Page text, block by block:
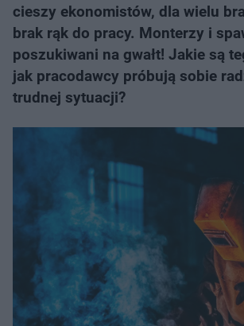
cieszy ekonomistów, dla wielu
brak rąk do pracy. Monterzy i
poszukiwani na gwałt! Jakie są
jak pracodawcy próbują sobie
trudnej sytuacji?